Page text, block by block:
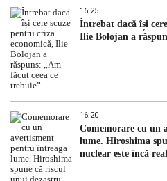
16:25
Întrebat dacă își
Ilie Bolojan a
16:20
Comemorare cu un
lume. Hiroshima
nuclear este încă real